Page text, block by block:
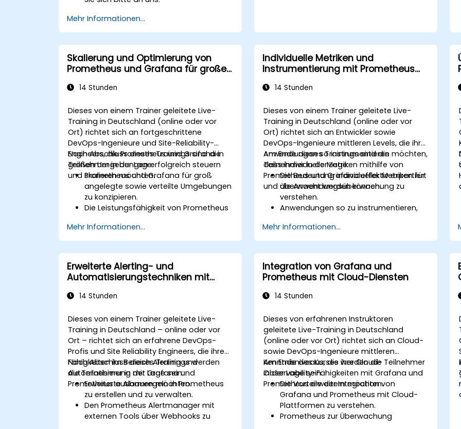
Mehr Informationen...
Skalierung und Optimierung von
Prometheus und Grafana für große
14 Stunden
Dieses von einem Trainer geleitete Live-
Training in Deutschland (online oder vor
Ort) richtet sich an fortgeschrittene
DevOps-Ingenieure und Site-Reliability-
Engineers, die Prometheus und Grafana in
großen Umgebungen erfolgreich steuern
und skalieren möchten.
Nach Abschluss dieses Trainings sind die
Teilnehmer in der Lage:
Prometheus und Grafana für groß
angelegte sowie verteilte Umgebungen
zu konzipieren.
Die Leistungsfähigkeit von Prometheus
Datenaufkommen zu optimieren.
Grafana für große Datensätze und
komplexe Visualisierungen einzurichten.
Fortgeschrittene Strategien zur
Fehlerbehebung sowie zur Skalierung zu
implementieren.
Mehr Informationen...
Individuelle Metriken und
Instrumentierung mit Prometheus
14 Stunden
Dieses von einem Trainer geleitete Live-
Training in Deutschland (online oder vor
Ort) richtet sich an Entwickler sowie
DevOps-Ingenieure mittleren Levels, die ihre
Anwendungen so instrumentieren möchten,
dass individuelle Metriken mithilfe von
Prometheus und Grafana effektiv exportiert
und überwacht werden können.
Am Ende dieses Trainings sind die
Teilnehmer in der Lage:
Die Bedeutung individueller Metriken für
die Anwendungsüberwachung zu
verstehen.
Anwendungen so zu instrumentieren,
Prometheus exportieren können.
Dashboards in Grafana zu erstellen
und einzurichten, um individuelle
Metriken visuell darzustellen.
Best Practices für die Integration der
Überwachung in den Entwicklungszyklus
anzuwenden.
Mehr Informationen...
Erweiterte Alerting- und
Automatisierungstechniken mit
14 Stunden
Dieses von einem Trainer geleitete Live-
Training in Deutschland – online oder vor
Ort – richtet sich an erfahrene DevOps-
Profis und Site Reliability Engineers, die ihre
Fähigkeiten im Bereich Alerting und
Automatisierung mit Grafana und
Prometheus ausbauen möchten.
Nach Abschluss dieses Trainings werden
die Teilnehmer in der Lage sein:
Erweiterte Alarmregeln in Prometheus
zu erstellen und zu verwalten.
Den Prometheus Alertmanager mit
externen Tools über Webhooks zu
Integration von Grafana und
Prometheus mit Cloud-Diensten
14 Stunden
Dieses von erfahrenen Instruktoren
geleitete Live-Training in Deutschland
(online oder vor Ort) richtet sich an Cloud-
sowie DevOps-Ingenieure mittleren
Kenntnisniveaus, die ihre Cloud-
Observability-Fähigkeiten mit Grafana und
Prometheus erweitern möchten.
Am Ende des Kurses werden die Teilnehmer
in der Lage sein:
Die Vorteile der Integration von
Grafana und Prometheus mit Cloud-
Plattformen zu verstehen.
Prometheus zur Überwachung